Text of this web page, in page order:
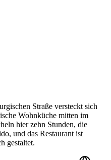
Straße versteckt sich
Wohnküche mitten im
hier zehn Stunden, die
und das Restaurant ist
gestaltet.